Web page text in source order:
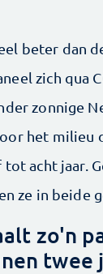
beter dan
zich qua
zonnige
het milieu
acht jaar.
ze in beide
zo'n
twee